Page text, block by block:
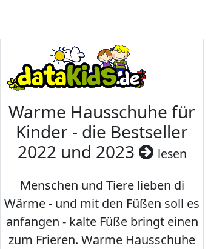
Warme Hausschuhe für
Kinder - die Bestseller
2022 und 2023
lesen
Menschen und Tiere lieben di
Wärme - und mit den Füßen soll es
anfangen - kalte Füße bringt einen
zum Frieren. Warme Hausschuhe